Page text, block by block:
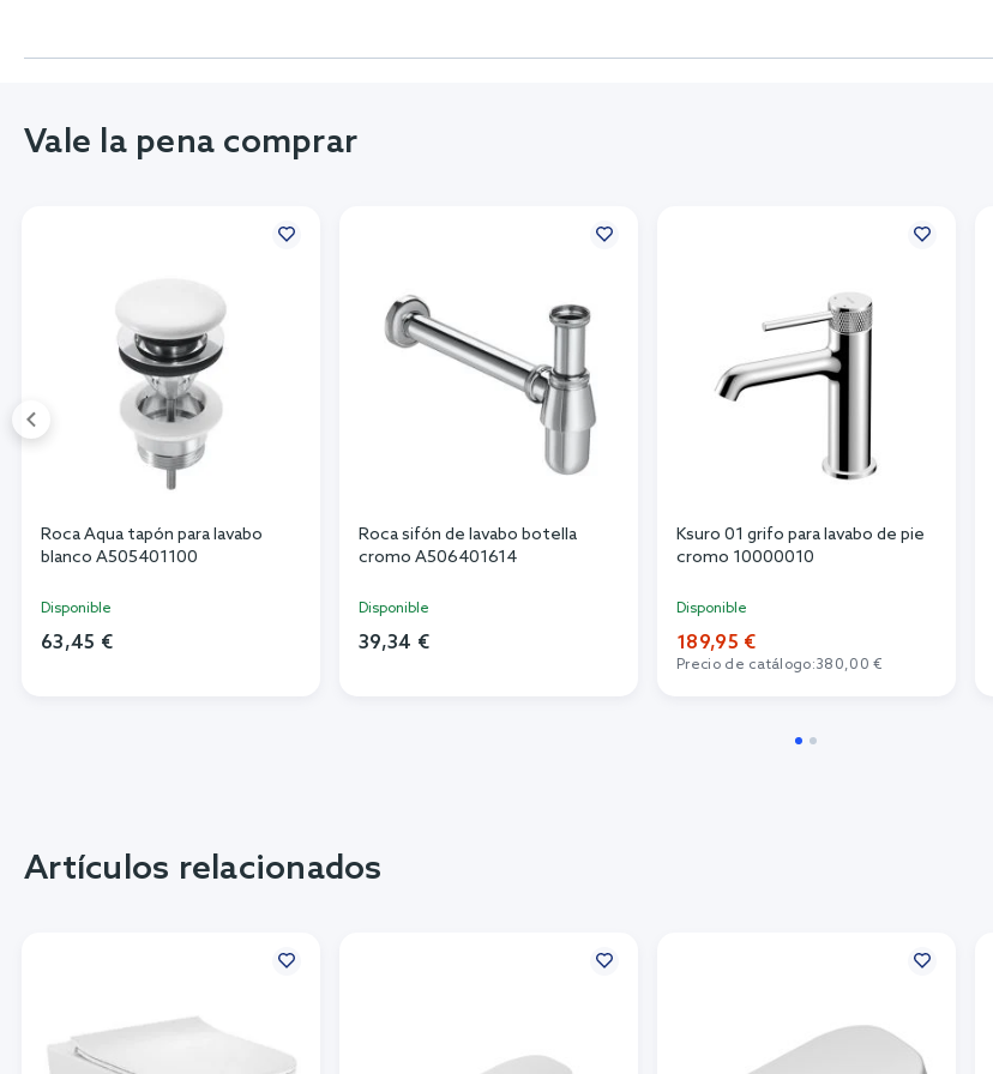
Vale la pena comprar
Roca Aqua tapón para lavabo
blanco A505401100
Disponible
63,45 €
Roca sifón de lavabo botella
cromo A506401614
Disponible
39,34 €
Ksuro 01 grifo para lavabo de pie
cromo 10000010
Disponible
189,95 €
Precio de catálogo:380,00 €
Artículos relacionados